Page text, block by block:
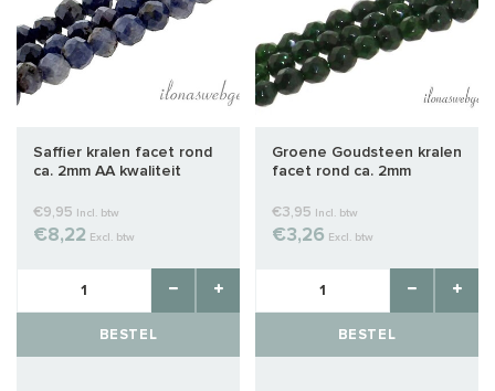
Saffier kralen facet rond
ca. 2mm AA kwaliteit
€9,95 Incl. btw
€8,22 Excl. btw
BESTEL
Groene Goudsteen kralen
facet rond ca. 2mm
€3,95 Incl. btw
€3,26 Excl. btw
BESTEL